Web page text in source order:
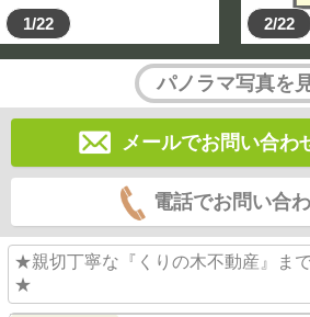
1/22 2/22
パノラマ写真を
メールでお問い合わ
電話でお問い合
★親切丁寧な『くりの木不動産』ま
★